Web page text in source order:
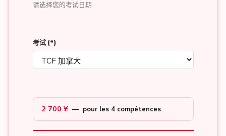
请选择您的考试日期
考试 (*)
2 700 ¥— pour les 4 compétences